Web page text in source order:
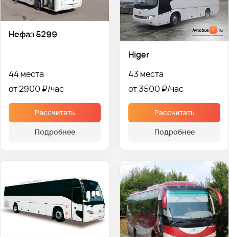
Нефаз 5299
44 места
от 2900 ₽
Рассчитать
Подробнее
Higer
43 места
от 3500 ₽
Рассчитать
Подробнее